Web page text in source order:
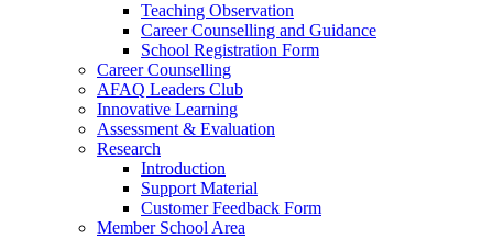
Teaching Observation
Career Counselling and Guidance
School Registration Form
Career Counselling
AFAQ Leaders Club
Innovative Learning
Assessment & Evaluation
Research
Introduction
Support Material
Customer Feedback Form
Member School Area